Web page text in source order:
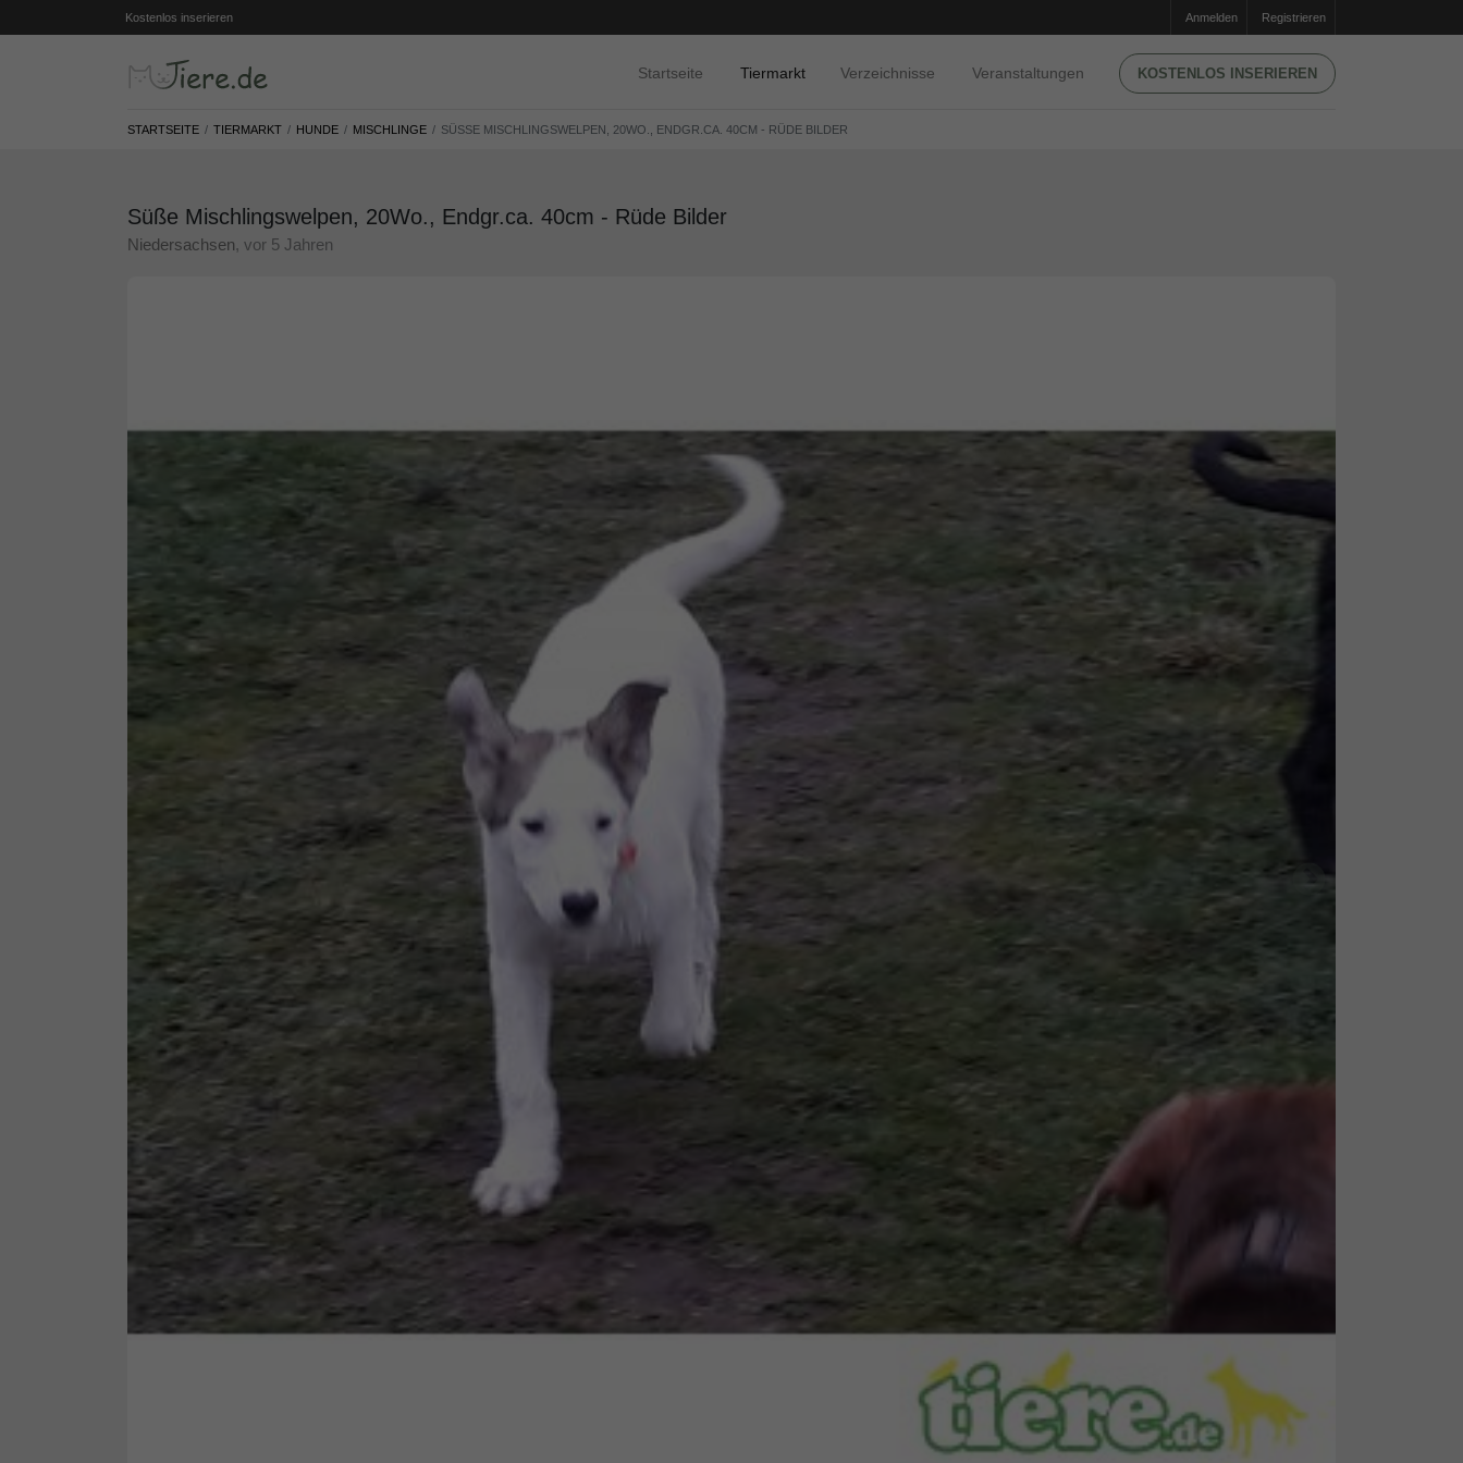
Kostenlos inserieren Anmelden Registrieren
Startseite Tiermarkt Verzeichnisse Veranstaltungen KOSTENLOS INSERIEREN
STARTSEITE TIERMARKT HUNDE MISCHLINGE SÜSSE MISCHLINGSWELPEN, 20WO., ENDGR.CA. 40CM - RÜDE BILDER
Süße Mischlingswelpen, 20Wo., Endgr.ca. 40cm - Rüde Bilder
Niedersachsen, vor 5 Jahren